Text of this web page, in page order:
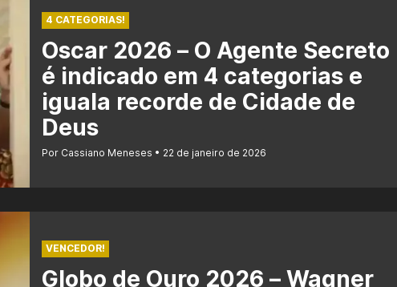
4 CATEGORIAS!
Oscar 2026 – O Agente Secreto
é indicado em 4 categorias e
iguala recorde de Cidade de
Deus
Por Cassiano Meneses 22 de janeiro de 2026
VENCEDOR!
Globo de Ouro 2026 – Wagner